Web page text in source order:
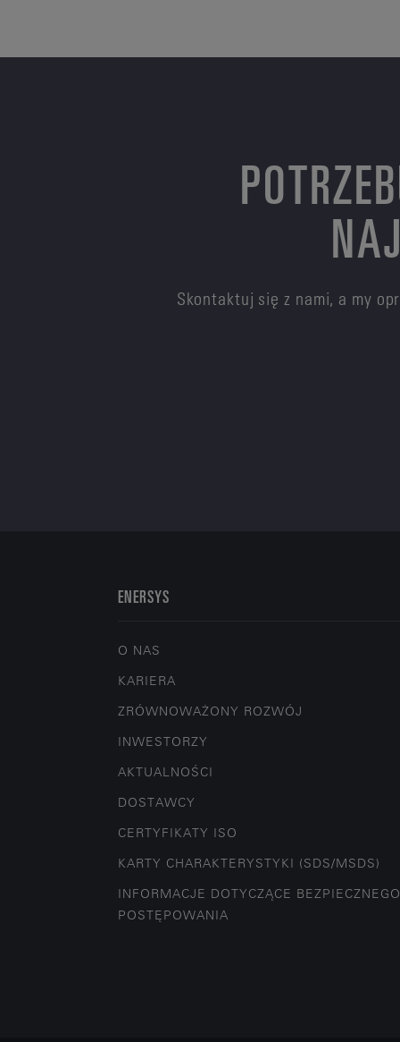
Skontaktuj się z nami, a my
ENERSYS
O NAS
KARIERA
ZRÓWNOWAŻONY ROZWÓJ
INWESTORZY
AKTUALNOŚCI
DOSTAWCY
CERTYFIKATY ISO
KARTY CHARAKTERYSTYKI (SDS/MSDS)
INFORMACJE DOTYCZĄCE
POSTĘPOWANIA